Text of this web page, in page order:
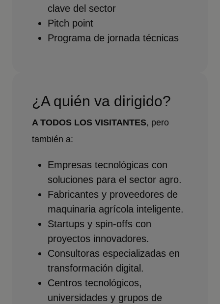
clave del sector
Pitch point
Programa de jornada técnicas
¿A quién va dirigido?
A TODOS LOS VISITANTES, pero
también a:
Empresas tecnológicas con
soluciones para el sector agro.
Fabricantes y proveedores de
maquinaria agrícola inteligente.
Startups y spin-offs con
proyectos innovadores.
Consultoras especializadas en
transformación digital.
Centros tecnológicos,
universidades y grupos de